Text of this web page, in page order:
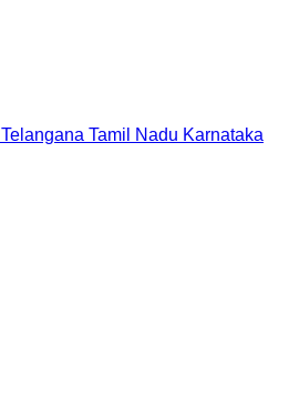
Telangana Tamil Nadu Karnataka